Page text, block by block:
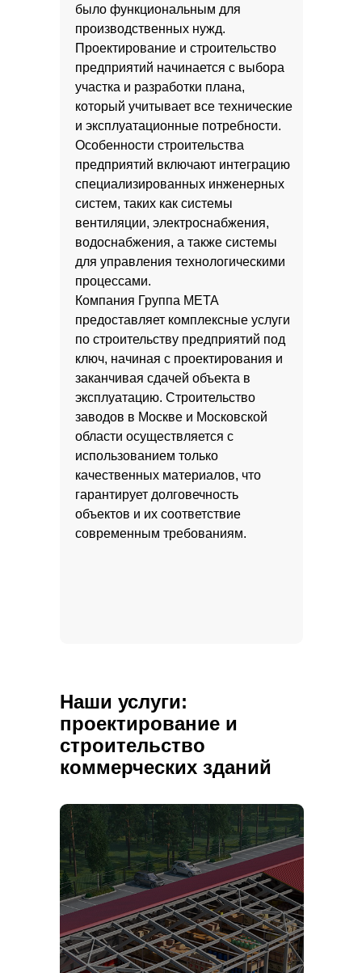
было функциональным для
производственных нужд.
Проектирование и строительство
предприятий начинается с выбора
участка и разработки плана,
который учитывает все технические
и эксплуатационные потребности.
Особенности строительства
предприятий включают интеграцию
специализированных инженерных
систем, таких как системы
вентиляции, электроснабжения,
водоснабжения, а также системы
для управления технологическими
процессами.
Компания Группа МЕТА
предоставляет комплексные услуги
по строительству предприятий под
ключ, начиная с проектирования и
заканчивая сдачей объекта в
эксплуатацию. Строительство
заводов в Москве и Московской
области осуществляется с
использованием только
качественных материалов, что
гарантирует долговечность
объектов и их соответствие
современным требованиям.
Наши услуги:
проектирование и
строительство
коммерческих зданий